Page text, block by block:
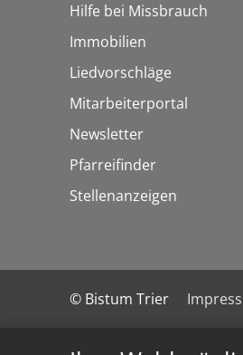
Hilfe bei Missbrauch
Immobilien
Liedvorschläge
Mitarbeiterportal
Newsletter
Pfarreifinder
Stellenanzeigen
© Bistum Trier